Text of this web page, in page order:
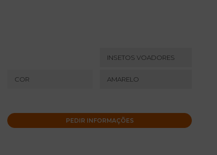
INSETOS VOADORES
COR AMARELO
PEDIR INFORMAÇÕES